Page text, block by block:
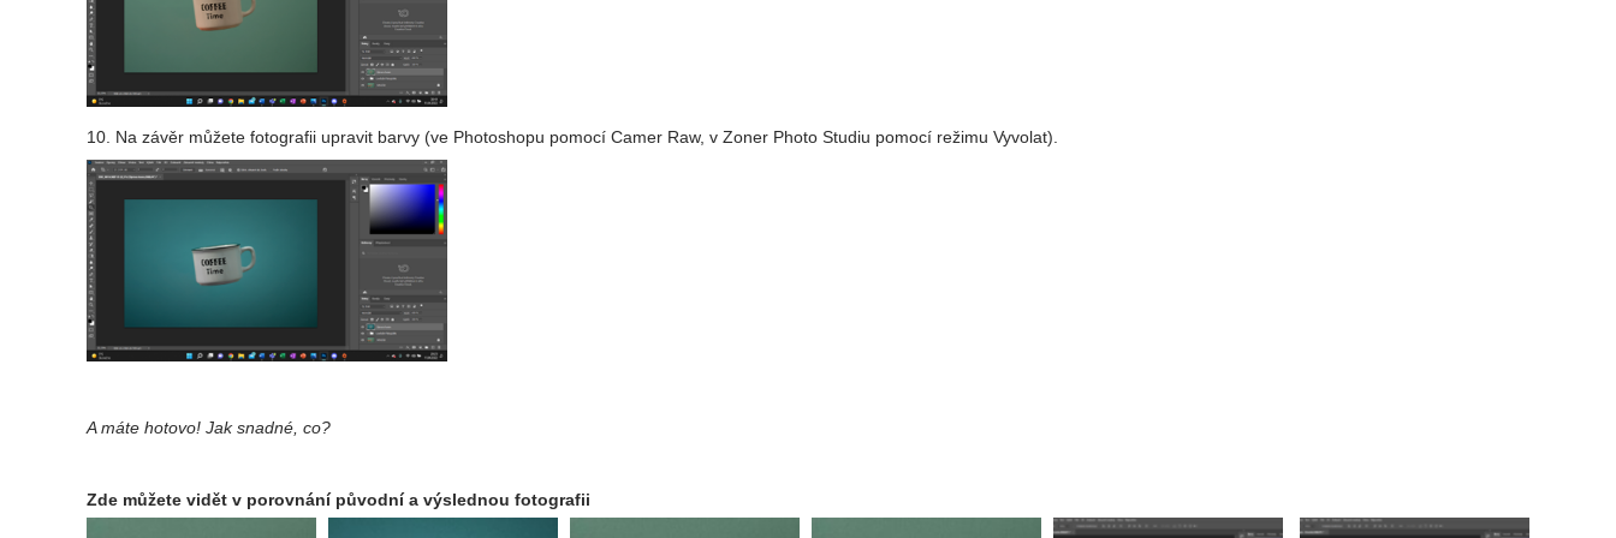
10. Na závěr můžete fotografii upravit barvy (ve Photoshopu pomocí Camer Raw, v Zoner Photo Studiu pomocí režimu Vyvolat).
A máte hotovo! Jak snadné, co?
Zde můžete vidět v porovnání původní a výslednou fotografii